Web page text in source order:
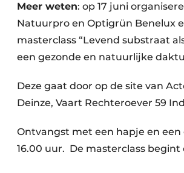
Meer weten: op 17 juni
Natuurpro en Optigrün Benelux
masterclass “Levend substraat
een gezonde en natuurlijke
Deze gaat door op de site van
Deinze, Vaart Rechteroever 59
Ontvangst met een hapje en
16.00 uur. De masterclass begint